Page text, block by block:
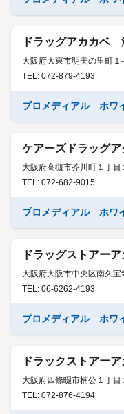
ドラッグアカカベ
大阪府大東市明美の里町１-
TEL: 072-879-4193
プロメディアル ホワ
ケアーズドラッグア
大阪府高槻市芥川町１丁目
TEL: 072-682-9015
プロメディアル ホワ
ドラッグストアー
大阪府大阪市中央区南久宝
TEL: 06-6262-4193
プロメディアル ホワ
ドラックストアー
大阪府四條畷市楠公１丁目
TEL: 072-876-4194